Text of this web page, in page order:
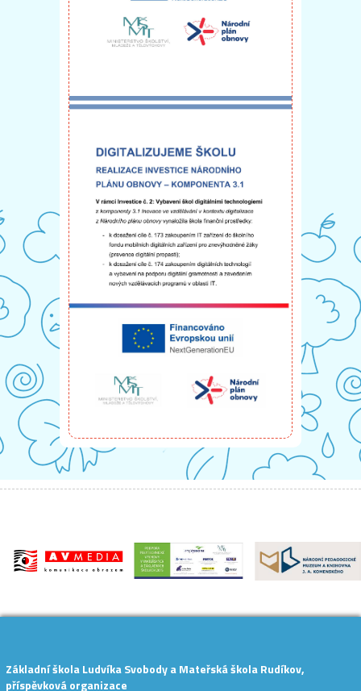
Základní škola Ludvíka Svobody a Mateřská škola Rudíkov,
příspěvková organizace